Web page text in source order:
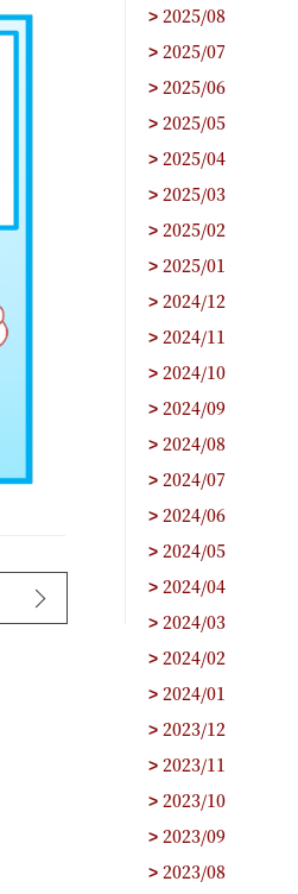
> 2025/08
> 2025/07
> 2025/06
> 2025/05
> 2025/04
> 2025/03
> 2025/02
> 2025/01
> 2024/12
> 2024/11
> 2024/10
> 2024/09
> 2024/08
> 2024/07
> 2024/06
> 2024/05
> 2024/04
> 2024/03
> 2024/02
> 2024/01
> 2023/12
> 2023/11
> 2023/10
> 2023/09
> 2023/08